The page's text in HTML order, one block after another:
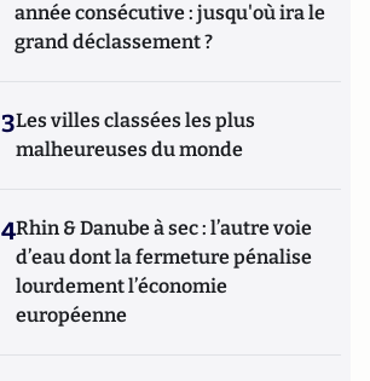
année consécutive : jusqu'où ira le
grand déclassement ?
3Les villes classées les plus
malheureuses du monde
4Rhin & Danube à sec : l’autre voie
d’eau dont la fermeture pénalise
lourdement l’économie
européenne